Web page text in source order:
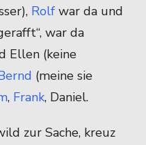
Rolf war da und
war da
Ellen (keine
(meine sie
, Frank, Daniel.
zur Sache, kreuz